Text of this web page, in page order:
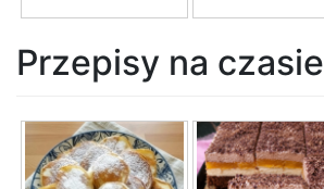
Przepisy na czasie